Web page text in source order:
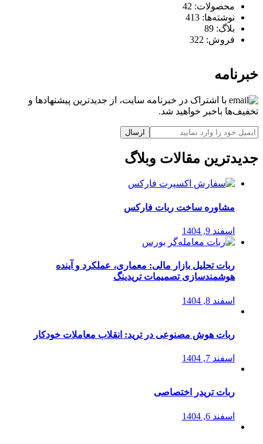
محصولات: 42
نوشته‌ها: 413
بلاگ: 89
فروش: 322
خبرنامه
با اشتراک در خبرنامه سایت، از جدیدترین پیشنهادها و
تخفیف‌ها باخبر خواهید شد.
ارسال
جدیدترین مقالات وبلاگ
مشاوره ساخت ربات فارکس
اسفند 9, 1404
ربات تحلیل بازار مالی: معماری، عملکرد و آینده
هوشمندسازی تصمیمات تریدینگ
اسفند 8, 1404
ربات هوش مصنوعی در ترید: انقلاب معاملات خودکار
اسفند 7, 1404
ربات تریدر اختصاصی
اسفند 6, 1404